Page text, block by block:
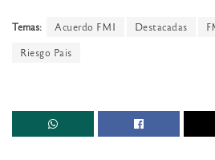
Temas: Acuerdo FMI Destacadas
Riesgo Pais